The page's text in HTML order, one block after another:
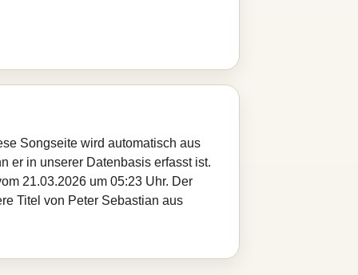
Songseite wird automatisch aus
er in unserer Datenbasis erfasst ist.
21.03.2026 um 05:23 Uhr. Der
Titel von Peter Sebastian aus